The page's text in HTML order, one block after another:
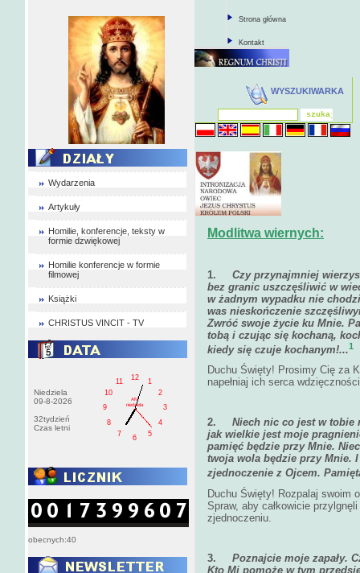
Wydarzenia
Artykuły
Homilie, konferencje, teksty w
formie dzwiękowej
Homilie konferencje w formie
filmowej
Książki
CHRISTUS VINCIT - TV
Niedziela
09-8-2026
32tydzień
Czas letni
1
2
3
4
5
6
7
8
9
10
11
12
AM
niedziela
obecnych:40
Strona główna
Kontakt
WYSZUKIWARKA
Modlitwa wiernych:
1. Czy przynajmniej
bez granic uszczęśliwić w
w żadnym wypadku nie
was nieskończenie
Zwróć swoje życie ku Mnie.
tobą i czując się kochaną,
kiedy się czuje kochanym!...1
Duchu Święty! Prosimy Cię za
napełniaj ich serca
2. Niech nic co jest w tobie
jak wielkie jest moje
pamięć będzie przy Mnie.
twoja wola będzie przy Mnie.
zjednoczenie z Ojcem.
Duchu Święty! Rozpalaj swoim
Spraw, aby całkowicie
zjednoczeniu.
3. Poznajcie moje zapały.
Kto Mi pomoże w tym